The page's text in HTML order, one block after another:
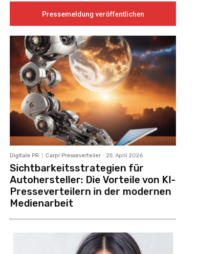
Pressemeldung veröffentlichen
Digitale PR Carpr Presseverteiler - 25. April 2026
Sichtbarkeitsstrategien für
Autohersteller: Die Vorteile von KI-
Presseverteilern in der modernen
Medienarbeit